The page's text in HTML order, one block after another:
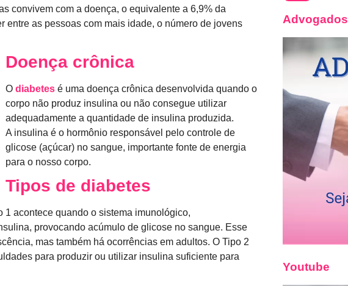
convivem com a doença, o equivalente a 6,9% da
entre as pessoas com mais idade, o número de jovens
Doença crônica
O diabetes é uma doença crônica desenvolvida quando o
corpo não produz insulina ou não consegue utilizar
adequadamente a quantidade de insulina produzida.
A insulina é o hormônio responsável pelo controle de
glicose (açúcar) no sangue, importante fonte de energia
para o nosso corpo.
Tipos de diabetes
1 acontece quando o sistema imunológico,
provocando acúmulo de glicose no sangue. Esse
mas também há ocorrências em adultos. O Tipo 2
para produzir ou utilizar insulina suficiente para
Advogados
Youtube